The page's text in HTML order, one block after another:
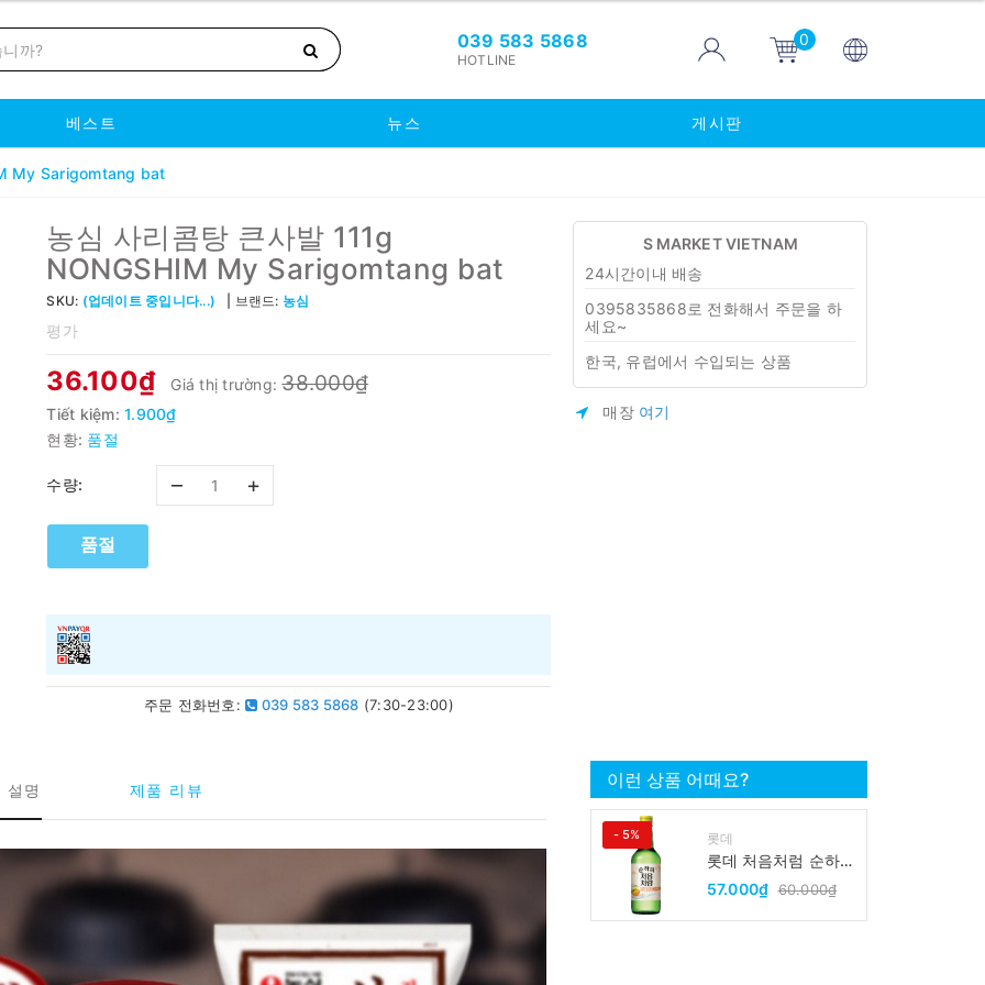
039 583 5868
HOTLINE
0
베스트 뉴스 게시판
My Sarigomtang bat
농심 사리콤탕 큰사발 111g
NONGSHIM My Sarigomtang bat
SKU: (업데이트 중입니다...) 브랜드: 농심
평가
36.100₫ Giá thị trường:38.000₫
Tiết kiệm:1.900₫
현황: 품절
수량: – +
품절
주문 전화번호: 039 583 5868 (7:30-23:00)
S MARKET VIETNAM
24시간이내 배송
0395835868로 전화해서 주문을 하
세요~
한국, 유럽에서 수입되는 상품
매장 여기
설명 제품 리뷰 이런 상품 어때요?
- 5% 롯데
롯데 처음처럼 순하리
유자 소주 12% 360ml
LOTTE Chumchurum
vi thanh yen/cam
57.000₫ 60.000₫